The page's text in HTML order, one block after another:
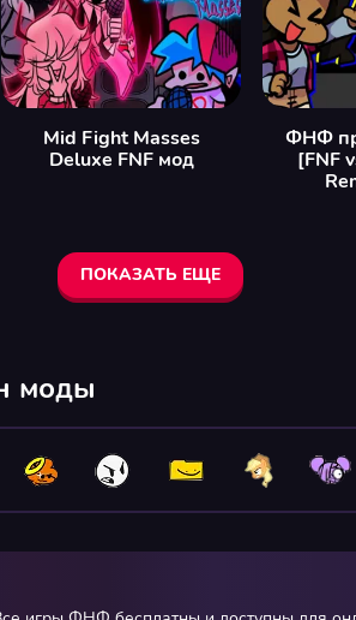
Mid Fight Masses
Deluxe FNF мод
ФНФ
[FNF
ПОКАЗАТЬ ЕЩЕ
моды